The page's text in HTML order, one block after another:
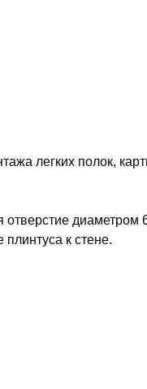
легких полок,
к стене.